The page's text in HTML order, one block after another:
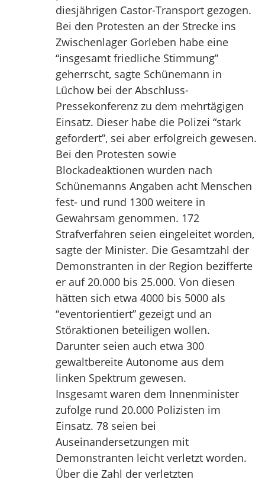
diesjährigen Castor-Transport gezogen.
Bei den Protesten an der Strecke ins
Zwischenlager Gorleben habe eine
“insgesamt friedliche Stimmung”
geherrscht, sagte Schünemann in
Lüchow bei der Abschluss-
Pressekonferenz zu dem mehrtägigen
Einsatz. Dieser habe die Polizei “stark
gefordert”, sei aber erfolgreich gewesen.
Bei den Protesten sowie
Blockadeaktionen wurden nach
Schünemanns Angaben acht Menschen
fest- und rund 1300 weitere in
Gewahrsam genommen. 172
Strafverfahren seien eingeleitet worden,
sagte der Minister. Die Gesamtzahl der
Demonstranten in der Region bezifferte
er auf 20.000 bis 25.000. Von diesen
hätten sich etwa 4000 bis 5000 als
“eventorientiert” gezeigt und an
Störaktionen beteiligen wollen.
Darunter seien auch etwa 300
gewaltbereite Autonome aus dem
linken Spektrum gewesen.
Insgesamt waren dem Innenminister
zufolge rund 20.000 Polizisten im
Einsatz. 78 seien bei
Auseinandersetzungen mit
Demonstranten leicht verletzt worden.
Über die Zahl der verletzten